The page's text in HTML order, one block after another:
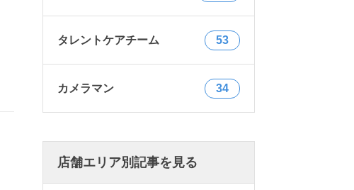
タレントケアチーム 53
カメラマン 34
店舗エリア別記事を見る